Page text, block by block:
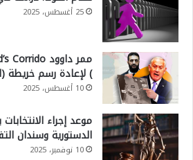
25 أغسطس، 2025
) لإعادة رسم خريطة
10 أغسطس، 2025
موعد إجراء
الدستورية وسندان
10 نوفمبر، 2025